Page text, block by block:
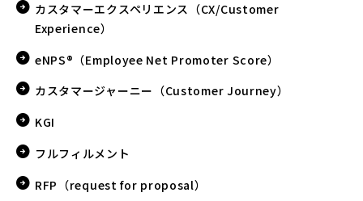
カスタマーエクスペリエンス（CX/Customer
Experience）
eNPS®（Employee Net Promoter Score）
カスタマージャーニー（Customer Journey）
KGI
フルフィルメント
RFP（request for proposal）